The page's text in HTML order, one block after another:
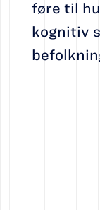
føre til
kognitiv